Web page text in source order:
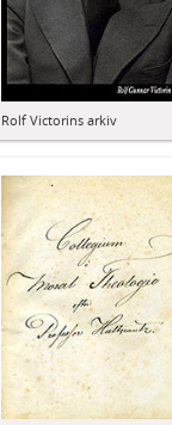
Rolf Victorins arkiv